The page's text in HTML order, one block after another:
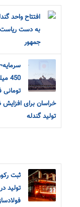
افتتاح واحد
به دست
جمهور
450
تومانی
خراسان برای
تولید گندله
ثبت
تولید در